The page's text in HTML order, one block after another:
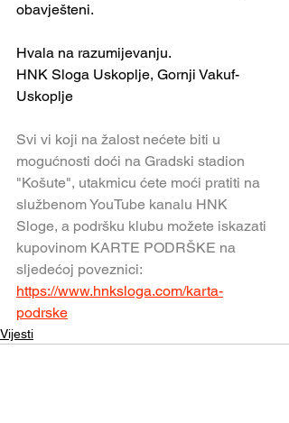
obavješteni.
Hvala na razumijevanju.
HNK Sloga Uskoplje, Gornji Vakuf-
Uskoplje
Svi vi koji na žalost nećete biti u
mogućnosti doći na Gradski stadion
"Košute", utakmicu ćete moći pratiti na
službenom YouTube kanalu HNK
Sloge, a podršku klubu možete iskazati
kupovinom KARTE PODRŠKE na
sljedećoj poveznici:
https://www.hnksloga.com/karta-
podrske
Vijesti